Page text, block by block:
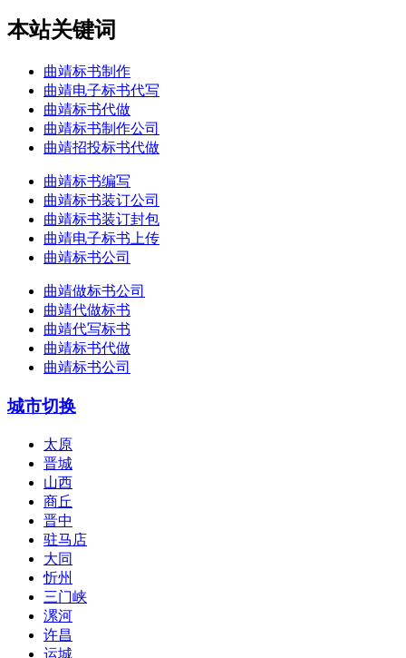
本站关键词
曲靖标书制作
曲靖电子标书代写
曲靖标书代做
曲靖标书制作公司
曲靖招投标书代做
曲靖标书编写
曲靖标书装订公司
曲靖标书装订封包
曲靖电子标书上传
曲靖标书公司
曲靖做标书公司
曲靖代做标书
曲靖代写标书
曲靖标书代做
曲靖标书公司
城市切换
太原
晋城
山西
商丘
晋中
驻马店
大同
忻州
三门峡
漯河
许昌
运城